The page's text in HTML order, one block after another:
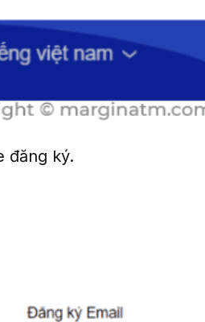
đăng ký.